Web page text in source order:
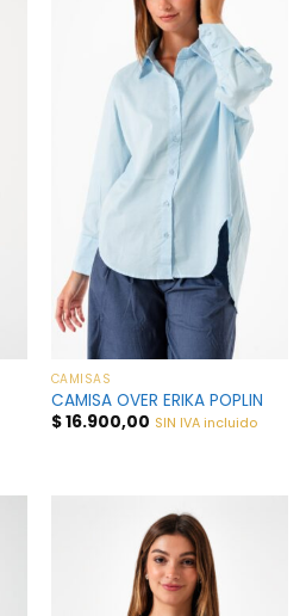
CAMISAS
CAMISA OVER ERIKA POPLIN
$16.900,00 SIN IVA incluido